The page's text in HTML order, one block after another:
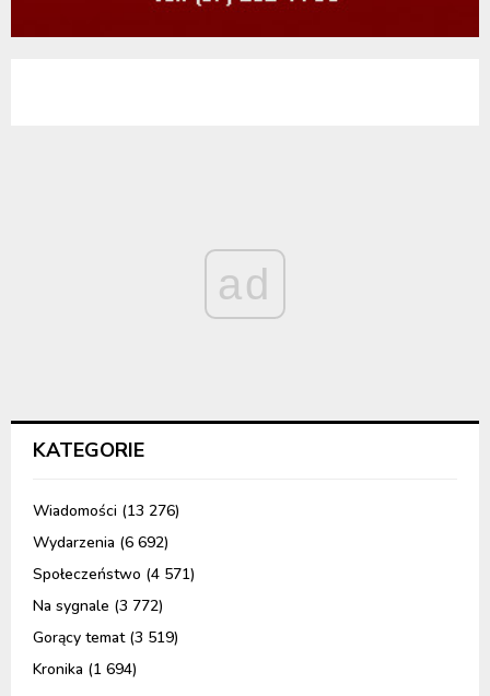
ad
KATEGORIE
Wiadomości (13 276)
Wydarzenia (6 692)
Społeczeństwo (4 571)
Na sygnale (3 772)
Gorący temat(3 519)
Kronika (1 694)